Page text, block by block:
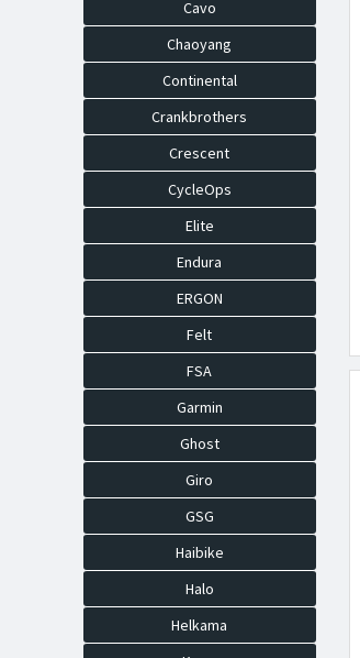
Cavo
Chaoyang
Continental
Crankbrothers
Crescent
CycleOps
Elite
Endura
ERGON
Felt
FSA
Garmin
Ghost
Giro
GSG
Haibike
Halo
Helkama